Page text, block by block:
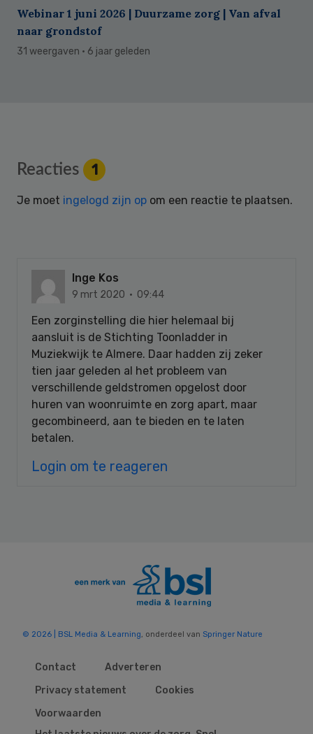
Webinar 1 juni 2026 | Duurzame zorg | Van afval
naar grondstof
31 weergaven · 6 jaar geleden
Reader
Interactions
Reacties 1
Je moet ingelogd zijn op om een reactie te plaatsen.
Inge Kos
9 mrt 2020 · 09:44
Een zorginstelling die hier helemaal bij
aansluit is de Stichting Toonladder in
Muziekwijk te Almere. Daar hadden zij zeker
tien jaar geleden al het probleem van
verschillende geldstromen opgelost door
huren van woonruimte en zorg apart, maar
gecombineerd, aan te bieden en te laten
betalen.
Login om te reageren
© 2026 | BSL Media & Learning, onderdeel van Springer Nature
Contact
Adverteren
Privacy statement
Cookies
Voorwaarden